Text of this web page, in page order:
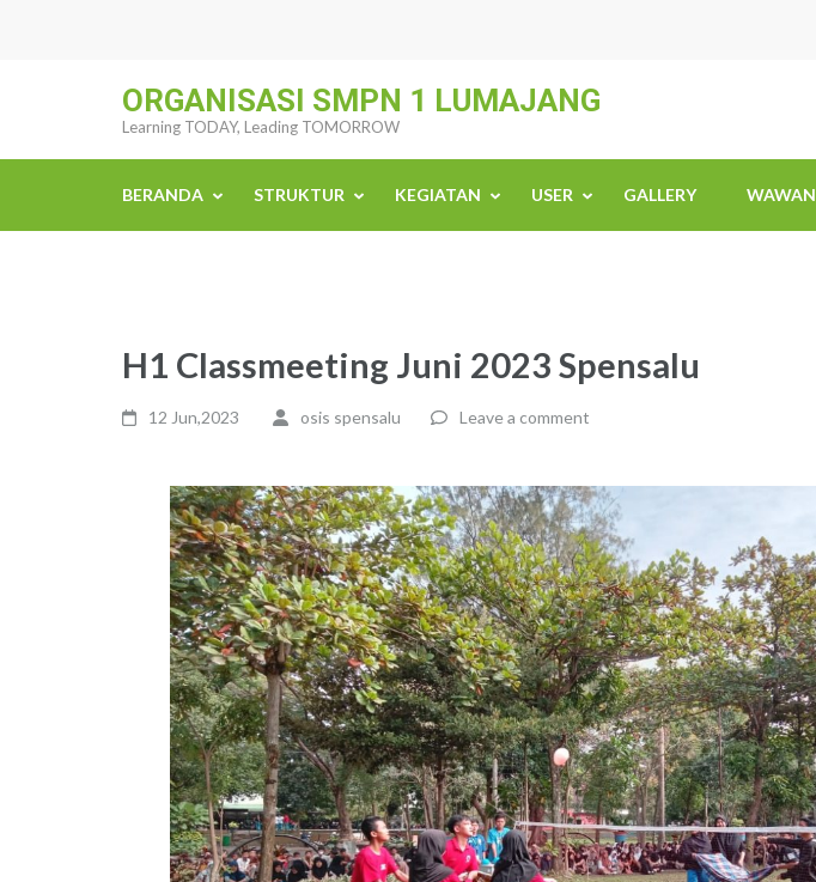
ORGANISASI SMPN 1 LUMAJANG
Learning TODAY, Leading TOMORROW
BERANDA STRUKTUR KEGIATAN USER GALLERY
H1 Classmeeting Juni 2023 Spensalu
12 Jun,2023 osis spensalu Leave a comment